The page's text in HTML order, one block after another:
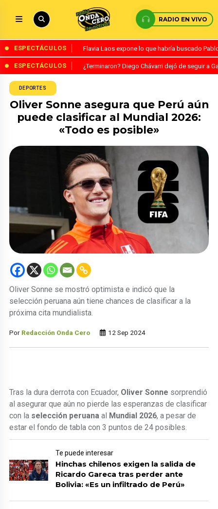
RADIO EN VIVO
ESPECTÁCULOS Flavia Laos expone lo que habría buscado
ESPECTÁCULOS ¿Terminaron? Diego Chávarri dejó de seguir a
DEPORTES
Oliver Sonne asegura que Perú aún
puede clasificar al Mundial 2026:
«Todo es posible»
Oliver Sonne se mostró optimista e indicó que la
selección peruana aún tiene chances de clasificar a la
próxima cita mundialista.
Por Redacción Onda Cero 12 Sep 2024
Tras la dura derrota con Ecuador, Oliver Sonne sorprendió
al asegurar que aún no pierde las esperanzas de clasificar
con la selección peruana al Mundial 2026, a pesar de
estar el fondo de tabla con 3 puntos de 24 posibles.
Te puede interesar
Hinchas chilenos exigen la salida de
Ricardo Gareca tras perder ante
Bolivia: «Es un infiltrado de Perú»